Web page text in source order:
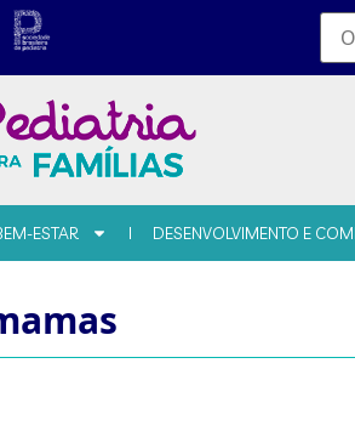
ESTAR DESENVOLVIMENTO E